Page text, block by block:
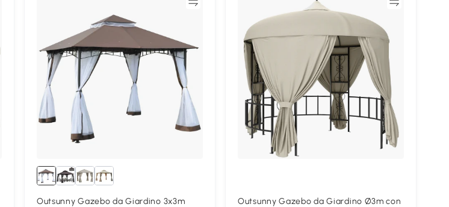
Outsunny Gazebo da Giardino 3x3m
Outsunny Gazebo da Giardino Ø3m con